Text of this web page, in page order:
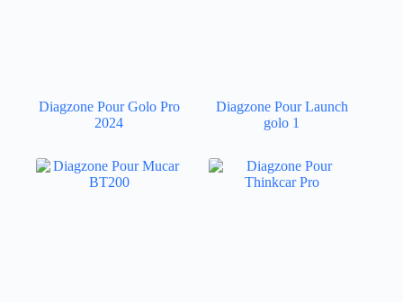
Diagzone Pour Golo Pro
2024
Diagzone Pour Launch
golo 1